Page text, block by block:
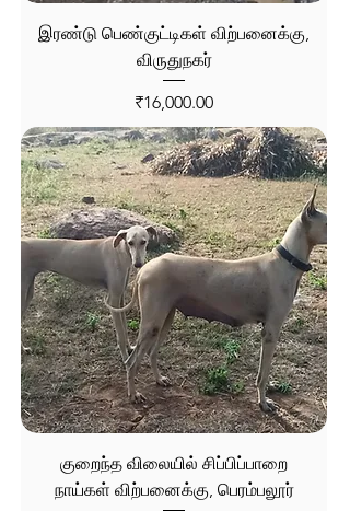
இரண்டு பெண்குட்டிகள் விற்பனைக்கு,
விருதுநகர்
Price
₹16,000.00
குறைந்த விலையில் சிப்பிப்பாறை
நாய்கள் விற்பனைக்கு, பெரம்பலூர்